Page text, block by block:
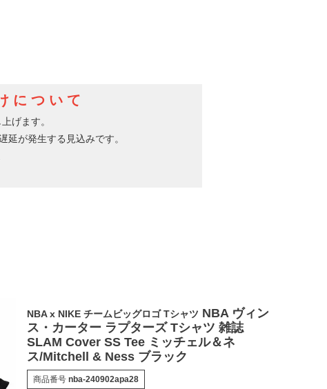
NBA x NIKE チームビッグロゴ Tシャツ NBA ヴィン
ス・カーター ラプターズ Tシャツ 雑誌
SLAM Cover SS Tee ミッチェル＆ネ
ス/Mitchell & Ness ブラック
商品番号 nba-240902apa28